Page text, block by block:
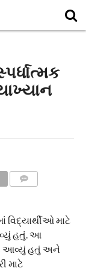
વિદ્યાર્થીઓ માટે
હતું. આ
આવ્યું હતું અને
માટે